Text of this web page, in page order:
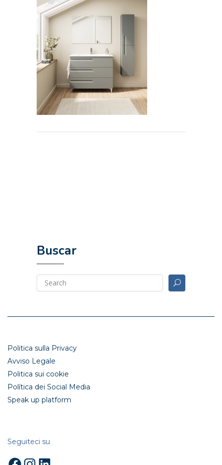
Buscar
Politica sulla Privacy
Avviso Legale
Politica sui cookie
Política dei Social Media
Speak up platform
Seguiteci su